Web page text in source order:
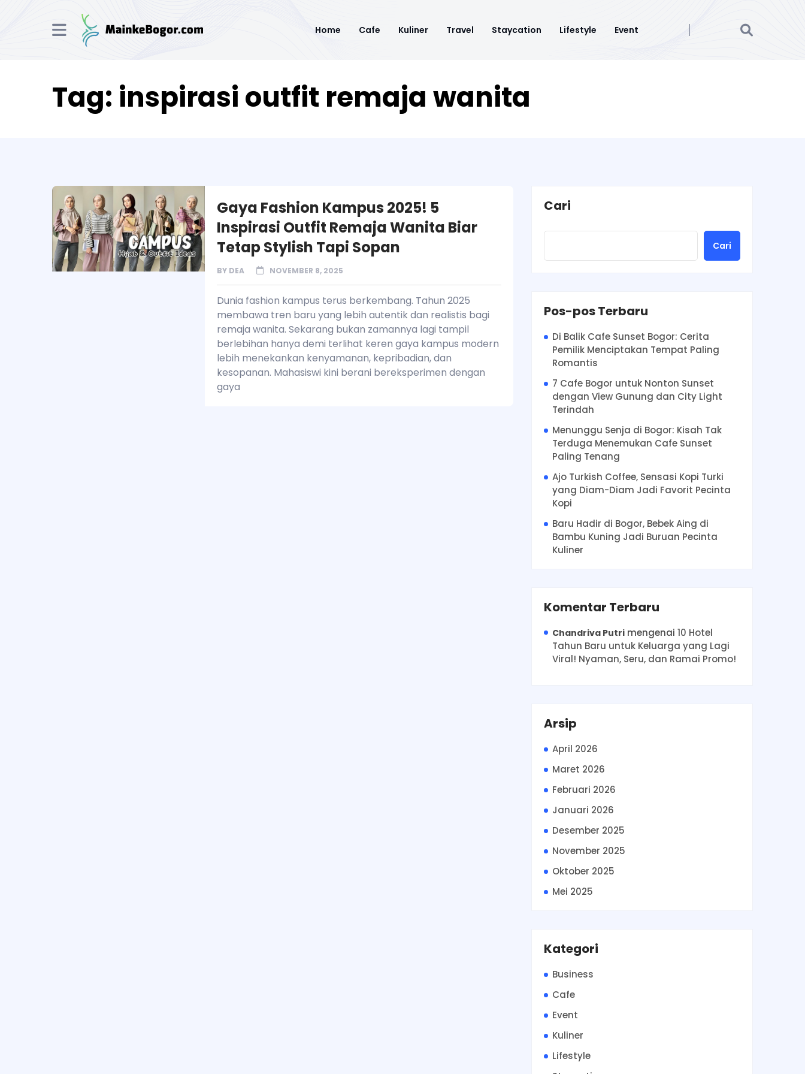
Home Cafe Kuliner Travel Staycation Lifestyle Event
Tag: inspirasi outfit remaja wanita
Gaya Fashion Kampus 2025! 5
Inspirasi Outfit Remaja Wanita Biar
Tetap Stylish Tapi Sopan
BY DEA NOVEMBER 8, 2025
Dunia fashion kampus terus berkembang. Tahun 2025
membawa tren baru yang lebih autentik dan realistis bagi
remaja wanita. Sekarang bukan zamannya lagi tampil
berlebihan hanya demi terlihat keren gaya kampus modern
lebih menekankan kenyamanan, kepribadian, dan
kesopanan. Mahasiswi kini berani bereksperimen dengan
gaya
Cari
Cari
Pos-pos Terbaru
Di Balik Cafe Sunset Bogor: Cerita
Pemilik Menciptakan Tempat Paling
Romantis
7 Cafe Bogor untuk Nonton Sunset
dengan View Gunung dan City Light
Terindah
Menunggu Senja di Bogor: Kisah Tak
Terduga Menemukan Cafe Sunset
Paling Tenang
Ajo Turkish Coffee, Sensasi Kopi Turki
yang Diam-Diam Jadi Favorit Pecinta
Kopi
Baru Hadir di Bogor, Bebek Aing di
Bambu Kuning Jadi Buruan Pecinta
Kuliner
Komentar Terbaru
Chandriva Putri mengenai 10 Hotel
Tahun Baru untuk Keluarga yang Lagi
Viral! Nyaman, Seru, dan Ramai Promo!
Arsip
April 2026
Maret 2026
Februari 2026
Januari 2026
Desember 2025
November 2025
Oktober 2025
Mei 2025
Kategori
Business
Cafe
Event
Kuliner
Lifestyle